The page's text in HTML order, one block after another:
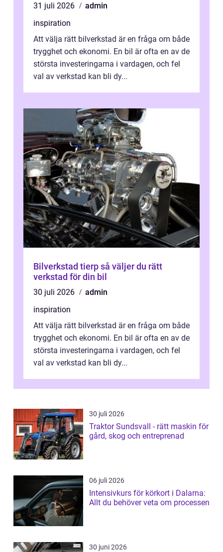
31 juli 2026
admin
inspiration
Att välja rätt bilverkstad är en fråga om både
trygghet och ekonomi. En bil är ofta en av de
största investeringarna i vardagen, och fel
val av verkstad kan bli dy...
Bilverkstad tierp så väljer du rätt
verkstad för din bil
30 juli 2026
admin
inspiration
Att välja rätt bilverkstad är en fråga om både
trygghet och ekonomi. En bil är ofta en av de
största investeringarna i vardagen, och fel
val av verkstad kan bli dy...
30 juli 2026
Traktor Sundsvall - rätt maskin för
gård, skog och entreprenad
06 juli 2026
Intensivkurs för körkort i Dalarna:
Allt du behöver veta om processen
30 juni 2026